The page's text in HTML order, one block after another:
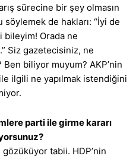
sürecine bir şey olmasın
de hakları: “İyi de
bileyim! Orada ne
Siz gazetecisiniz, ne
Ben biliyor muyum? AKP’nin
ilgili ne yapılmak istendiğini
parti ile girme kararı
tabii. HDP’nin